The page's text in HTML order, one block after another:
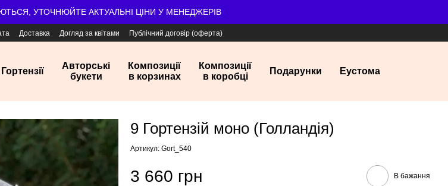
УТОЧНЮЙТЕ АКТУАЛЬНІ ЦІНИ У МЕНЕДЖЕРІВ
Доставка Догляд за квітами Публічний договір (оферта)
Гортензії
Авторські
букети
Композиції
в корзинах
Композиції
в коробці
Подарунки Еустома
9 Гортензій моно (Голландія)
Артикул: Gort_540
3 660 грн В бажання